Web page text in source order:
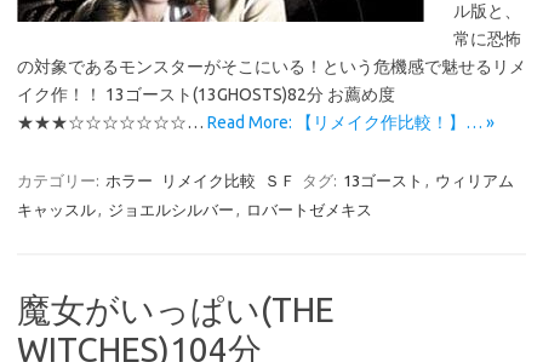
ル版と、
常に恐怖
の対象であるモンスターがそこにいる！という危機感で魅せるリメ
イク作！！ 13ゴースト(13GHOSTS)82分 お薦め度
★★★☆☆☆☆☆☆☆… Read More: 【リメイク作比較！】… »
カテゴリー: ホラー リメイク比較 ＳＦ タグ: 13ゴースト , ウィリアム
キャッスル, ジョエルシルバー , ロバートゼメキス
魔女がいっぱい(THE
WITCHES)104分